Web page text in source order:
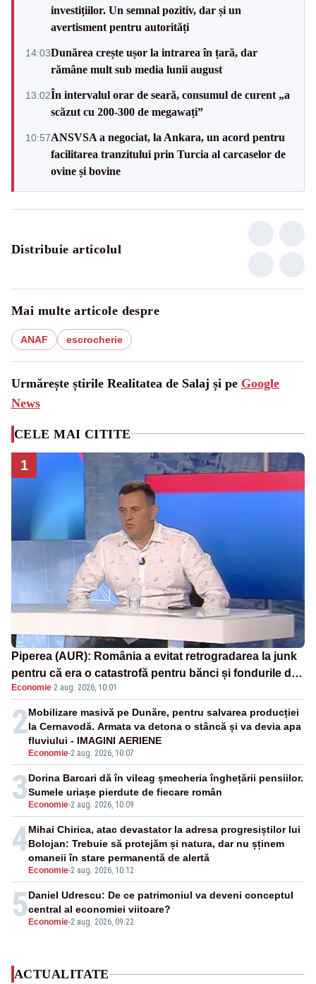
investițiilor. Un semnal pozitiv, dar și un
avertisment pentru autorități
14:03Dunărea crește ușor la intrarea în țară, dar
rămâne mult sub media lunii august
13:02În intervalul orar de seară, consumul de curent „a
scăzut cu 200-300 de megawați”
10:57ANSVSA a negociat, la Ankara, un acord pentru
facilitarea tranzitului prin Turcia al carcaselor de
ovine și bovine
Distribuie articolul
Mai multe articole despre
ANAF escrocherie
Urmărește știrile Realitatea de Salaj și pe Google
News
CELE MAI CITITE
1
Piperea (AUR): România a evitat retrogradarea la junk
pentru că era o catastrofă pentru bănci și fondurile de
pensii
Economie·2 aug. 2026, 10:01
2
Economie-2 aug. 2026, 10:07
Mobilizare masivă pe Dunăre, pentru salvarea producției
la Cernavodă. Armata va detona o stâncă și va devia apa
fluviului - IMAGINI AERIENE
3 Economie-2 aug. 2026, 10:09
Dorina Barcari dă în vileag șmecheria înghețării pensiilor.
Sumele uriașe pierdute de fiecare român
4
Economie-2 aug. 2026, 10:12
Mihai Chirica, atac devastator la adresa progresiștilor lui
Bolojan: Trebuie să protejăm și natura, dar nu șținem
omaneii în stare permanentă de alertă
5 Economie-2 aug. 2026, 09:22
Daniel Udrescu: De ce patrimoniul va deveni conceptul
central al economiei viitoare?
ACTUALITATE